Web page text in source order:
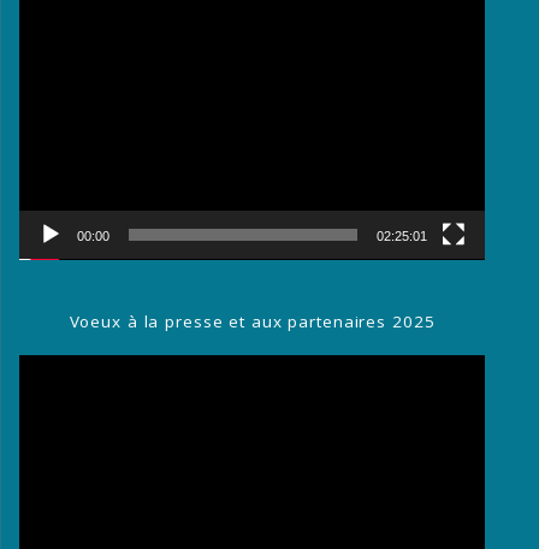
00:00 02:25:01
Voeux à la presse et aux partenaires 2025